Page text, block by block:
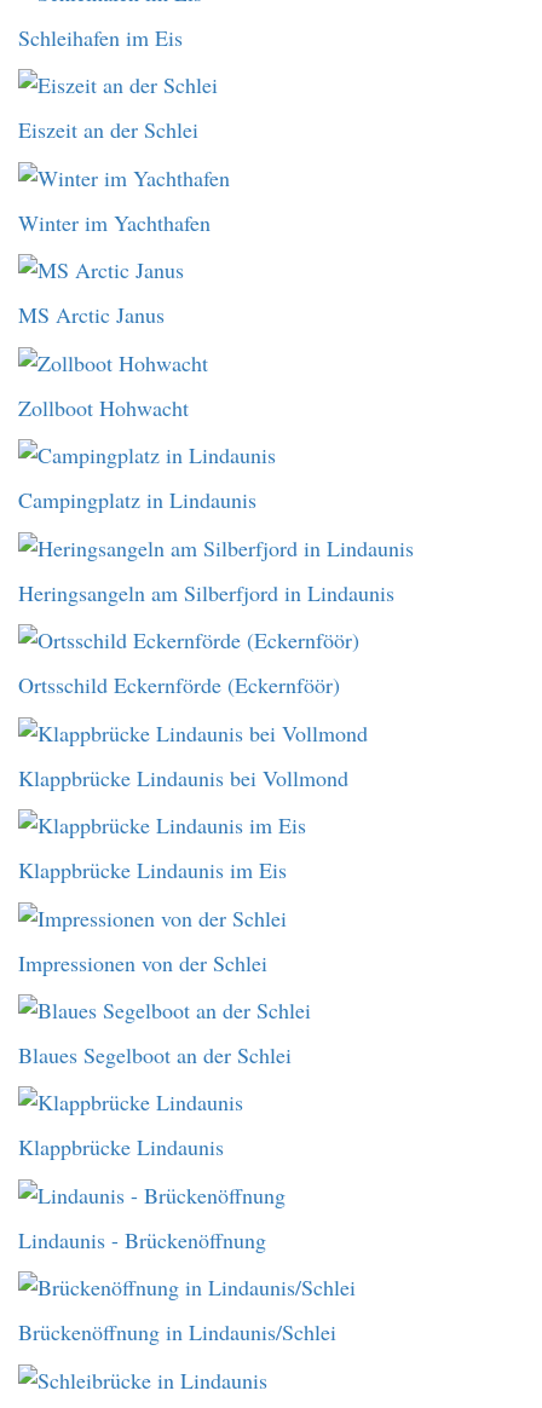
Schleihafen im Eis
Eiszeit an der Schlei
Winter im Yachthafen
MS Arctic Janus
Zollboot Hohwacht
Campingplatz in Lindaunis
Heringsangeln am Silberfjord in Lindaunis
Ortsschild Eckernförde (Eckernföör)
Klappbrücke Lindaunis bei Vollmond
Klappbrücke Lindaunis im Eis
Impressionen von der Schlei
Blaues Segelboot an der Schlei
Klappbrücke Lindaunis
Lindaunis - Brückenöffnung
Brückenöffnung in Lindaunis/Schlei